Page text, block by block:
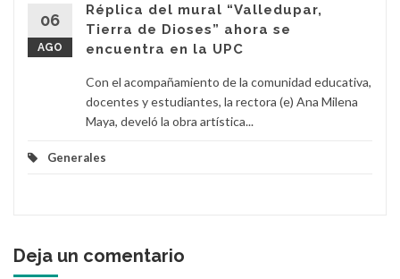
06
AGO
Réplica del mural “Valledupar,
Tierra de Dioses” ahora se
encuentra en la UPC
Con el acompañamiento de la comunidad educativa,
docentes y estudiantes, la rectora (e) Ana Milena
Maya, develó la obra artística...
Generales
Deja un comentario